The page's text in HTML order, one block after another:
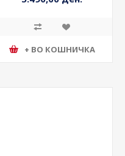
+ ВО КОШНИЧКА